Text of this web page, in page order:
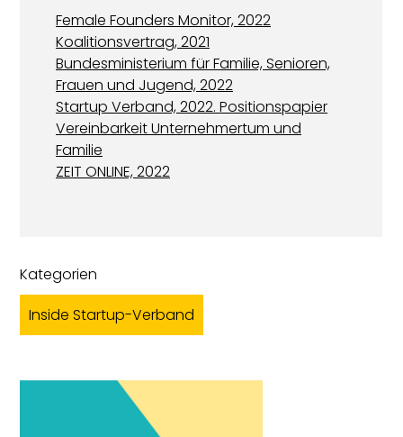
Female Founders Monitor, 2022
Koalitionsvertrag, 2021
Bundesministerium für Familie, Senioren,
Frauen und Jugend, 2022
Startup Verband, 2022. Positionspapier
Vereinbarkeit Unternehmertum und
Familie
ZEIT ONLINE, 2022
Kategorien
Inside Startup-Verband